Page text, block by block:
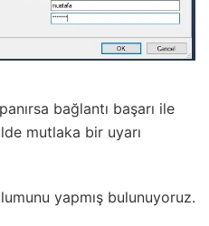
bağlantı başarı ile
mutlaka bir uyarı
yapmış bulunuyoruz.